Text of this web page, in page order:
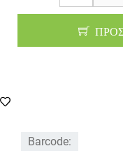
Barcode: